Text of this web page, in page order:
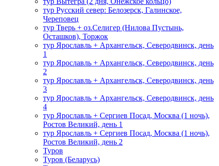
тур Русский север: Белозерск, Галинское,
Череповец
тур Тверь + оз.Селигер (Нилова Пустынь,
Осташков), Торжок
тур Ярославль + Архангельск, Северодвинск, день
1
тур Ярославль + Архангельск, Северодвинск, день
2
тур Ярославль + Архангельск, Северодвинск, день
3
тур Ярославль + Архангельск, Северодвинск, день
4
тур Ярославль + Сергиев Посад, Москва (1 ночь),
Ростов Великий, день 1
тур Ярославль + Сергиев Посад, Москва (1 ночь),
Ростов Великий, день 2
Туров
Туров (Беларусь)